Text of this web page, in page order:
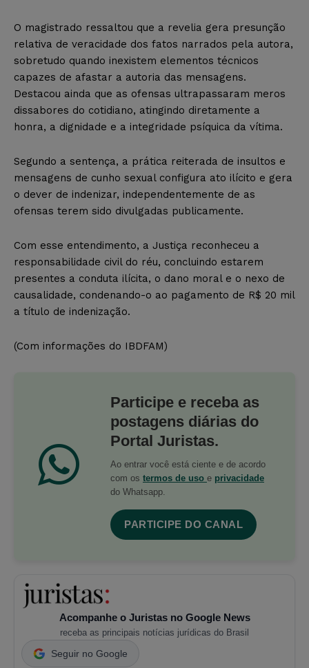
O magistrado ressaltou que a revelia gera presunção
relativa de veracidade dos fatos narrados pela autora,
sobretudo quando inexistem elementos técnicos
capazes de afastar a autoria das mensagens.
Destacou ainda que as ofensas ultrapassaram meros
dissabores do cotidiano, atingindo diretamente a
honra, a dignidade e a integridade psíquica da vítima.
Segundo a sentença, a prática reiterada de insultos e
mensagens de cunho sexual configura ato ilícito e gera
o dever de indenizar, independentemente de as
ofensas terem sido divulgadas publicamente.
Com esse entendimento, a Justiça reconheceu a
responsabilidade civil do réu, concluindo estarem
presentes a conduta ilícita, o dano moral e o nexo de
causalidade, condenando-o ao pagamento de R$ 20 mil
a título de indenização.
(Com informações do IBDFAM)
Participe e receba as
postagens diárias do
Portal Juristas.
Ao entrar você está ciente e de acordo
com os termos de uso e privacidade
do Whatsapp.
PARTICIPE DO CANAL
Acompanhe o Juristas no Google News
receba as principais notícias jurídicas do Brasil
Seguir no Google